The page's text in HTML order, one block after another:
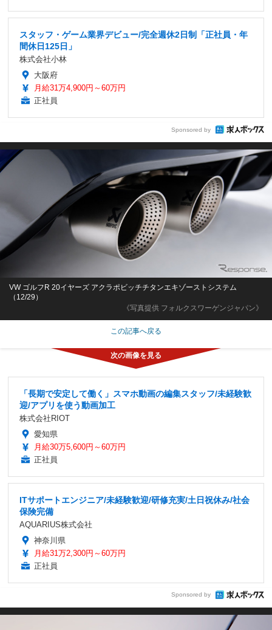
スタッフ・ゲーム業界デビュー/完全週休2日制「正社員・年
間休日125日」
株式会社小林
大阪府
月給31万4,900円～60万円
正社員
Sponsored by
《写真提供 フォルクスワーゲンジャパン》
VW ゴルフR 20イヤーズ アクラポビッチチタンエキゾーストシステム
（12/29）
この記事へ戻る
「長期で安定して働く」スマホ動画の編集スタッフ/未経験歓
迎/アプリを使う動画加工
株式会社RIOT
愛知県
月給30万5,600円～60万円
正社員
ITサポートエンジニア/未経験歓迎/研修充実/土日祝休み/社会
保険完備
AQUARIUS株式会社
神奈川県
月給31万2,300円～60万円
正社員
Sponsored by